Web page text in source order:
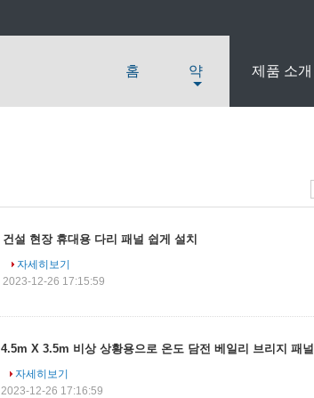
홈 약 제품 소개
건설 현장 휴대용 다리 패널 쉽게 설치
자세히보기
2023-12-26 17:15:59
4.5m X 3.5m 비상 상황용으로 온도 담전 베일리 브리지 패널
자세히보기
2023-12-26 17:16:59